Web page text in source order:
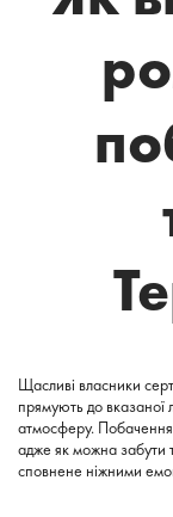
Щасливі власники
прямують до вказаної
атмосферу. Побачення
адже як можна забути
сповнене ніжними